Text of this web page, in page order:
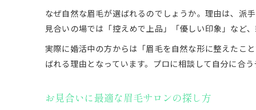
なぜ自然な眉毛が選ばれるのでしょうか。理由は、派
見合いの場では「控えめで上品」「優しい印象」など
実際に婚活中の方からは「眉毛を自然な形に整えたこ
ばれる理由となっています。プロに相談して自分に合
お見合いに最適な眉毛サロンの探し方